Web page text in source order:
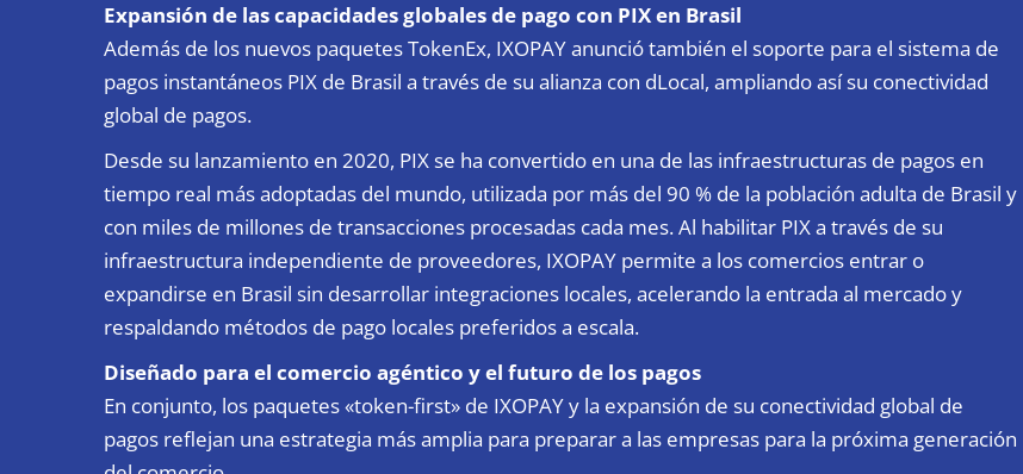
Expansión de las capacidades globales de pago con PIX en Brasil
Además de los nuevos paquetes TokenEx, IXOPAY anunció también el soporte para el sistema de
pagos instantáneos PIX de Brasil a través de su alianza con dLocal, ampliando así su conectividad
global de pagos.
Desde su lanzamiento en 2020, PIX se ha convertido en una de las infraestructuras de pagos en
tiempo real más adoptadas del mundo, utilizada por más del 90 % de la población adulta de Brasil y
con miles de millones de transacciones procesadas cada mes. Al habilitar PIX a través de su
infraestructura independiente de proveedores, IXOPAY permite a los comercios entrar o
expandirse en Brasil sin desarrollar integraciones locales, acelerando la entrada al mercado y
respaldando métodos de pago locales preferidos a escala.
Diseñado para el comercio agéntico y el futuro de los pagos
En conjunto, los paquetes «token-first» de IXOPAY y la expansión de su conectividad global de
pagos reflejan una estrategia más amplia para preparar a las empresas para la próxima generación